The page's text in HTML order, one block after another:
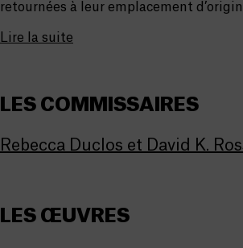
retournées à leur emplacement
Lire la suite
LES COMMISSAIRES
Rebecca Duclos et David K.
LES ŒUVRES